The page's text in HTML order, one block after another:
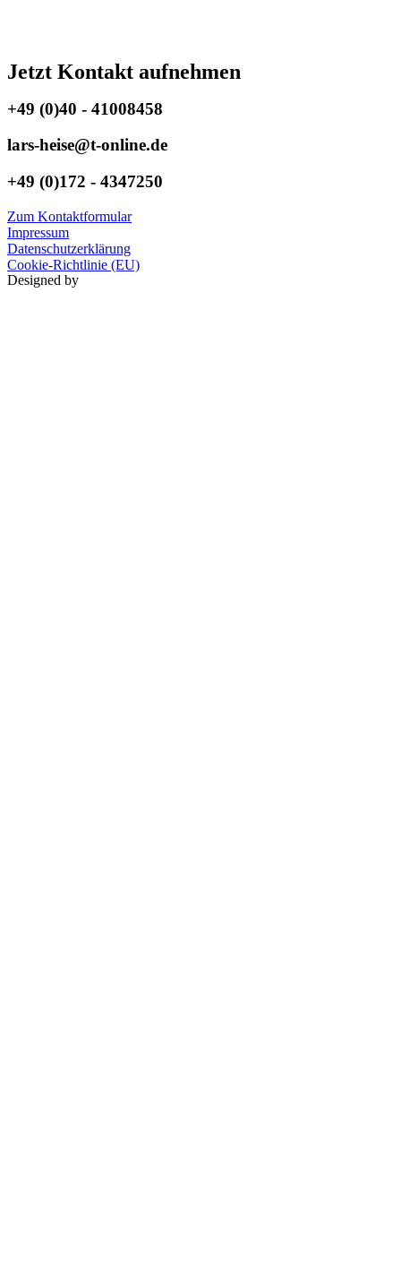
Jetzt Kontakt aufnehmen
+49 (0)40 - 41008458
lars-heise@t-online.de
+49 (0)172 - 4347250
Zum Kontaktformular
Impressum
Datenschutzerklärung
Cookie-Richtlinie (EU)
Designed by